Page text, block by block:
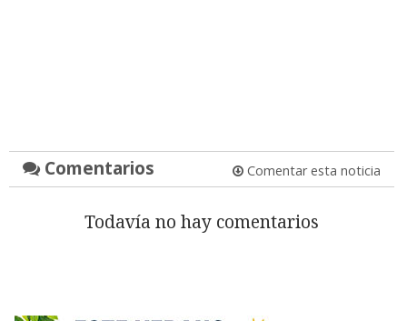
Comentarios Comentar esta noticia
Todavía no hay comentarios